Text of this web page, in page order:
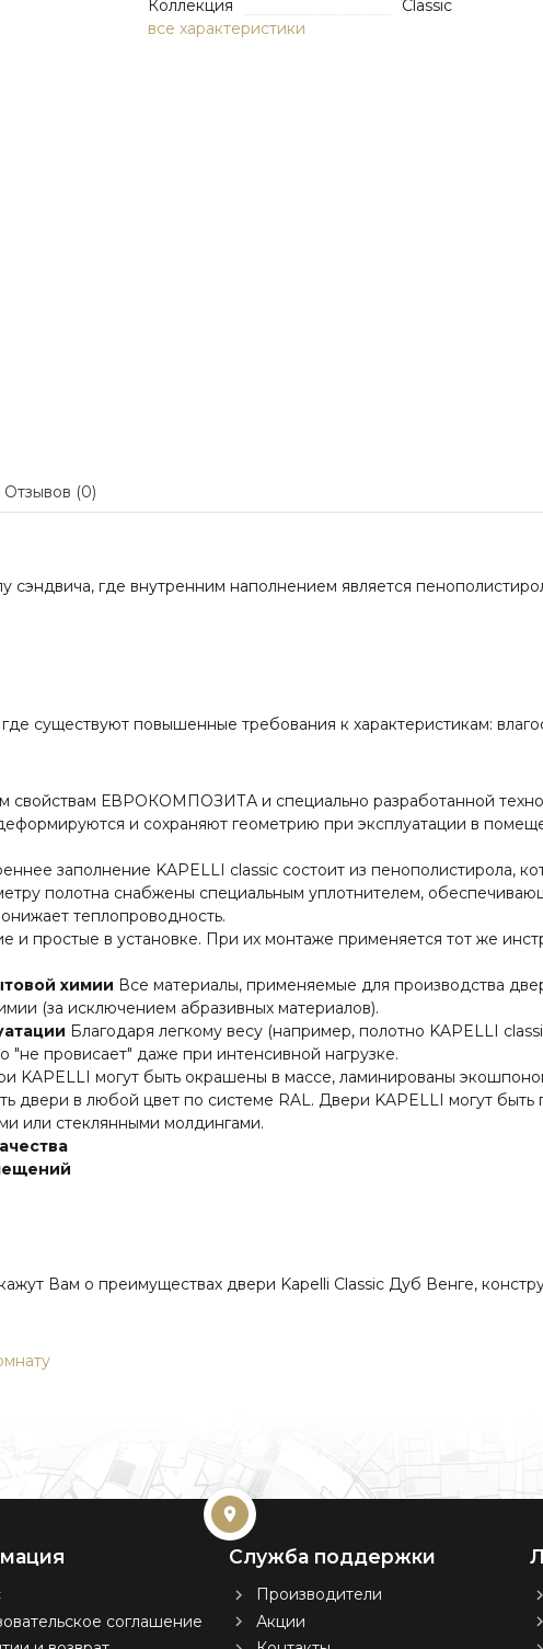
Коллекция
Classic
все характеристики
Отзывов (0)
сэндвича, где внутренним наполнением является
существуют повышенные требования к характеристикам:
свойствам ЕВРОКОМПОЗИТА и специально разработанной
и сохраняют геометрию при эксплуатации в
заполнение KAPELLI classic состоит из пенополистирола,
полотна снабжены специальным уплотнителем,
теплопроводность.
и простые в установке. При их монтаже применяется тот же
химии Все материалы, применяемые для производства
(за исключением абразивных материалов).
Благодаря легкому весу (например, полотно KAPELLI
"не провисает" даже при интенсивной нагрузке.
KAPELLI могут быть окрашены в массе, ламинированы
двери в любой цвет по системе RAL. Двери KAPELLI могут
или стеклянными молдингами.
Вам о преимуществах двери Kapelli Classic Дуб Венге,
соглашение
Служба поддержки
Производители
Акции